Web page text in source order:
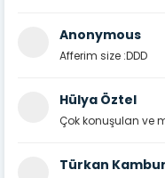
Anonymous
Afferim size :DDD
Hülya Öztel
Çok konuşulan ve
Türkan